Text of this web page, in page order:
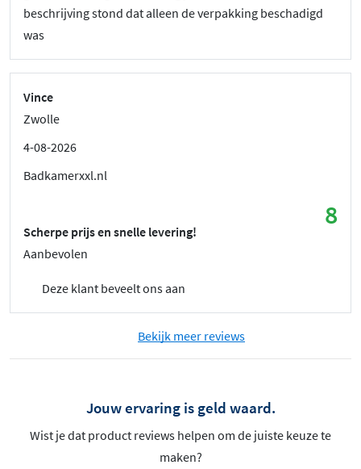
beschrijving stond dat alleen de verpakking beschadigd
was
Vince
Zwolle
4-08-2026
Badkamerxxl.nl
8
Scherpe prijs en snelle levering!
Aanbevolen
Deze klant beveelt ons aan
Bekijk meer reviews
Jouw ervaring is geld waard.
Wist je dat product reviews helpen om de juiste keuze te
maken?